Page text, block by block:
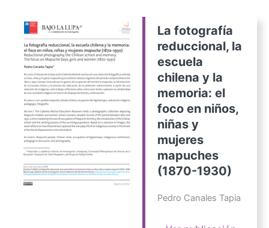
La fotografía
reduccional, la
escuela
chilena y la
memoria: el
foco en niños,
niñas y
mujeres
mapuches
(1870-1930)
Pedro Canales Tapia